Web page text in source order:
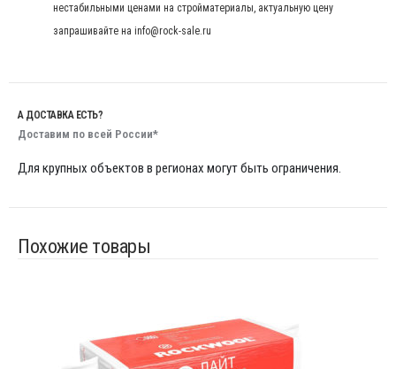
нестабильными ценами на стройматериалы, актуальную цену
запрашивайте на info@rock-sale.ru
А ДОСТАВКА ЕСТЬ?
Доставим по всей России*
Для крупных объектов в регионах могут быть ограничения.
Похожие товары